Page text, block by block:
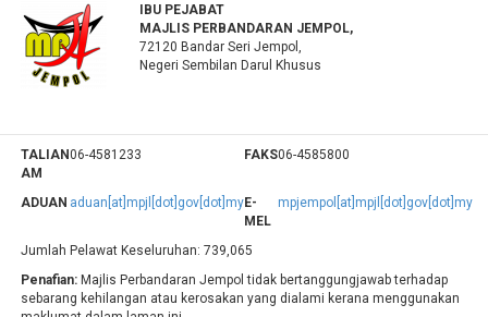
IBU PEJABAT
MAJLIS PERBANDARAN JEMPOL,
72120 Bandar Seri Jempol,
Negeri Sembilan Darul Khusus
TALIAN
AM
06-4581233 FAKS06-4585800
ADUAN aduan[at]mpjl[dot]gov[dot]myE-
MEL
mpjempol[at]mpjl[dot]gov[dot]my
Jumlah Pelawat Keseluruhan:739,065
Penafian: Majlis Perbandaran Jempol tidak bertanggungjawab terhadap
sebarang kehilangan atau kerosakan yang dialami kerana menggunakan